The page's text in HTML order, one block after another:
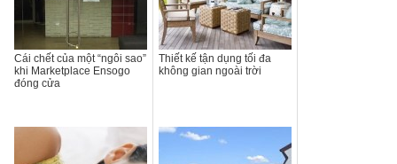
Cái chết của một “ngôi sao”
khi Marketplace Ensogo
đóng cửa
Thiết kế tận dụng tối đa
không gian ngoài trời